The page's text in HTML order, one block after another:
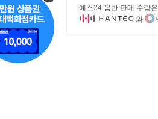
예스24 음반 판매 수량은
와